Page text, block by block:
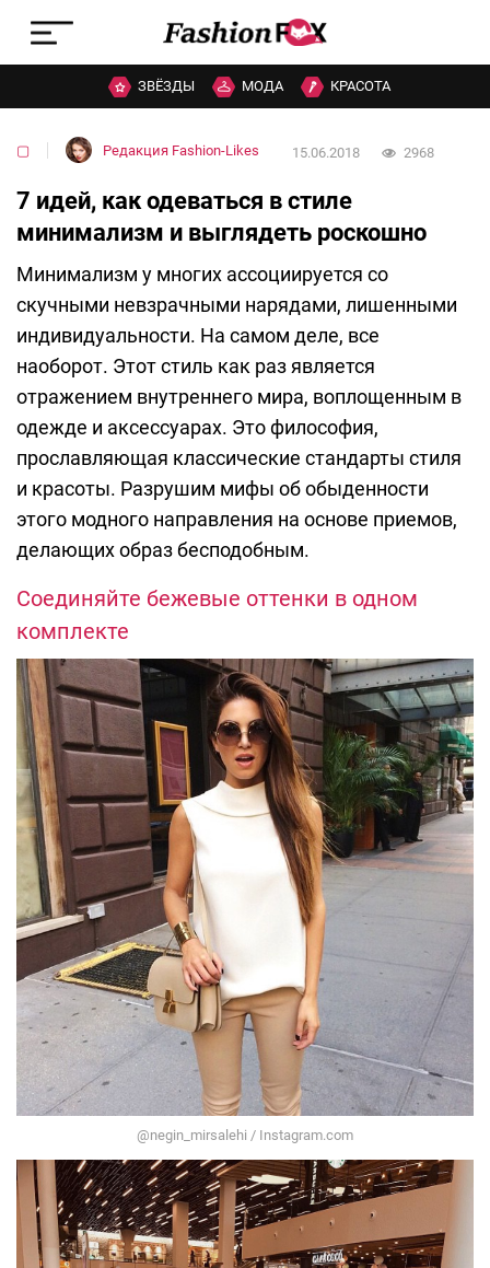
ЗВЁЗДЫ МОДА КРАСОТА
▢ Редакция Fashion-Likes 15.06.2018 2968
7 идей, как одеваться в стиле
минимализм и выглядеть роскошно
Минимализм у многих ассоциируется со
скучными невзрачными нарядами, лишенными
индивидуальности. На самом деле, все
наоборот. Этот стиль как раз является
отражением внутреннего мира, воплощенным в
одежде и аксессуарах. Это философия,
прославляющая классические стандарты стиля
и красоты. Разрушим мифы об обыденности
этого модного направления на основе приемов,
делающих образ бесподобным.
Соединяйте бежевые оттенки в одном
комплекте
@negin_mirsalehi / Instagram.com